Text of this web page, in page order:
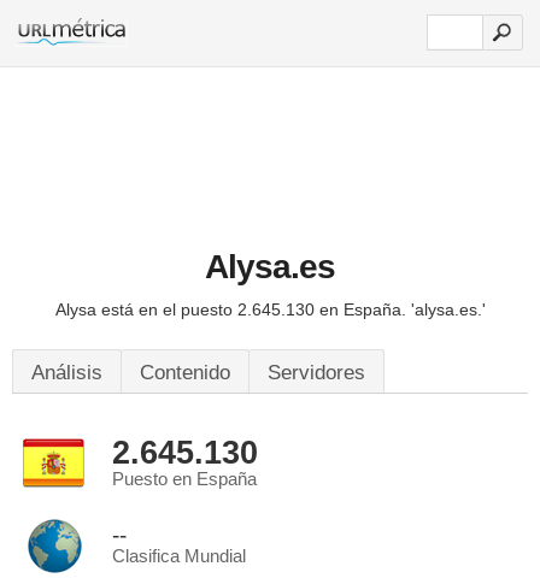
Alysa.es
Alysa está en el puesto 2.645.130 en España. 'alysa.es.'
Análisis Contenido Servidores
2.645.130
Puesto en España
--
Clasifica Mundial